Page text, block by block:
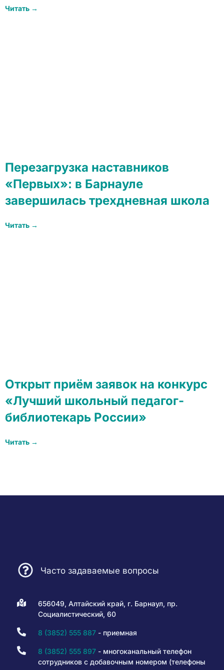
Читать →
Перезагрузка наставников
«Первых»: в Барнауле
завершилась трехдневная школа
Читать →
Открыт приём заявок на конкурс
«Лучший школьный педагог-
библиотекарь России»
Читать →
Часто задаваемые вопросы
656049, Алтайский край, г. Барнаул, пр.
Социалистический, 60
8 (3852) 555 887- приемная
8 (3852) 555 897- многоканальный телефон
сотрудников с добавочным номером (телефоны